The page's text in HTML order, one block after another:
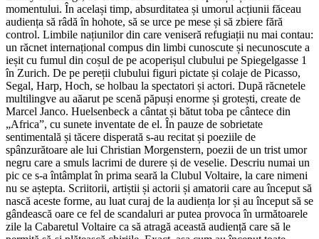
momentului. În același timp, absurditatea și umorul acțiunii făceau
audiența să râdă în hohote, să se urce pe mese și să zbiere fără
control. Limbile națiunilor din care veniseră refugiații nu mai contau:
un răcnet internațional compus din limbi cunoscute și necunoscute a
ieșit cu fumul din coșul de pe acoperișul clubului pe Spiegelgasse 1
în Zurich. De pe pereții clubului figuri pictate și colaje de Picasso,
Segal, Harp, Hoch, se holbau la spectatori și actori. După răcnetele
multilingve au aăarut pe scenă păpuși enorme și grotești, create de
Marcel Janco. Huelsenbeck a cântat și bătut toba pe cântece din
„Africa”, cu sunete inventate de el. În pauze de sobrietate
sentimentală și tăcere disperată s-au recitat și poeziile de
spânzurătoare ale lui Christian Morgenstern, poezii de un trist umor
negru care a smuls lacrimi de durere și de veselie. Descriu numai un
pic ce s-a întâmplat în prima seară la Clubul Voltaire, la care nimeni
nu se aștepta. Scriitorii, artiștii și actorii și amatorii care au început să
nască aceste forme, au luat curaj de la audiența lor și au început să se
gândească oare ce fel de scandaluri ar putea provoca în următoarele
zile la Cabaretul Voltaire ca să atragă această audiență care să le